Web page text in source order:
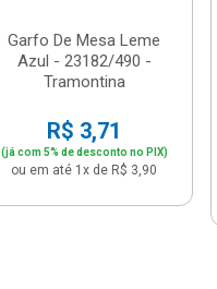
Garfo De Mesa Leme
Azul - 23182/490 -
Tramontina
R$ 3,71
(já com 5% de desconto no PIX)
ou em até 1x de R$ 3,90